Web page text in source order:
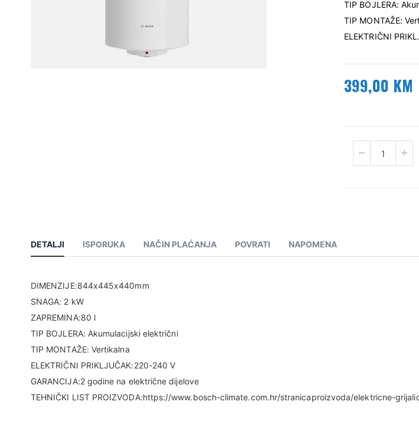
TIP BOJLERA:
TIP MONTAŽE:
ELEKTRIČNI
399,00 KM
DETALJI
DIMENZIJE:844x445x440mm
SNAGA: 2 kW
ZAPREMINA:80 l
TIP BOJLERA: Akumulacijski električni
TIP MONTAŽE: Vertikalna
ELEKTRIČNI PRIKLJUČAK:220-240 V
GARANCIJA:2 godine na električne dijelove
TEHNIČKI LIST PROIZVODA:https://www.bosch-climate.com.hr/stranicaproizvoda/elektricne-
ISPORUKA NAČIN PLAĆANJA POVRATI NAPOMENA